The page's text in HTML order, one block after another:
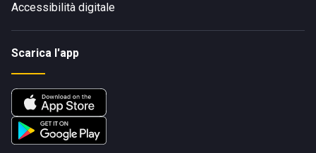
Accessibilità digitale
Scarica l'app